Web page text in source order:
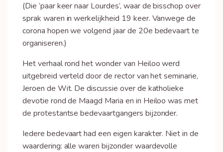
(Die ‘paar keer naar Lourdes’, waar de bisschop over
sprak waren in werkelijkheid 19 keer. Vanwege de
corona hopen we volgend jaar de 20e bedevaart te
organiseren.)
Het verhaal rond het wonder van Heiloo werd
uitgebreid verteld door de rector van het seminarie,
Jeroen de Wit. De discussie over de katholieke
devotie rond de Maagd Maria en in Heiloo was met
de protestantse bedevaartgangers bijzonder.
Iedere bedevaart had een eigen karakter. Niet in de
waardering: alle waren bijzonder waardevolle